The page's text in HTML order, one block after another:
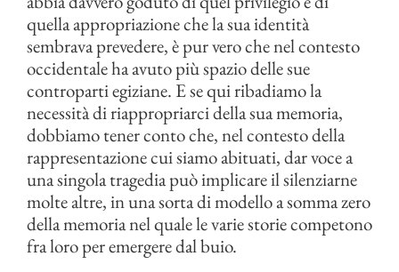
quella appropriazione che la sua identità
sembrava prevedere, è pur vero che nel contesto
occidentale ha avuto più spazio delle sue
controparti egiziane. E se qui ribadiamo la
necessità di riappropriarci della sua memoria,
dobbiamo tener conto che, nel contesto della
rappresentazione cui siamo abituati, dar voce a
una singola tragedia può implicare il silenziarne
molte altre, in una sorta di modello a somma zero
della memoria nel quale le varie storie competono
fra loro per emergere dal buio.